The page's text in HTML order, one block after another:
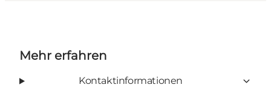
Mehr erfahren
Kontaktinformationen